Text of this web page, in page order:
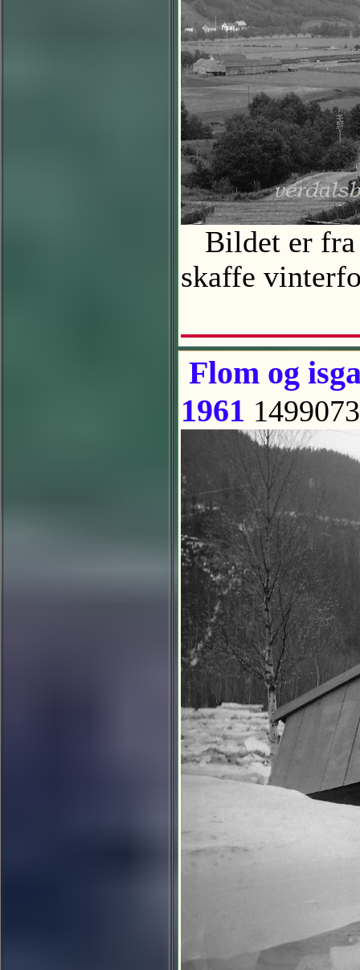
Bildet er fra
skaffe
Flom og
1961